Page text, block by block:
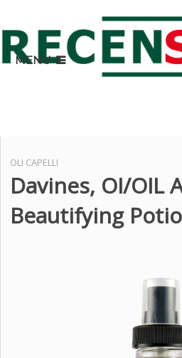
MENU
OLI CAPELLI
Davines, OI/OIL
Beautifying